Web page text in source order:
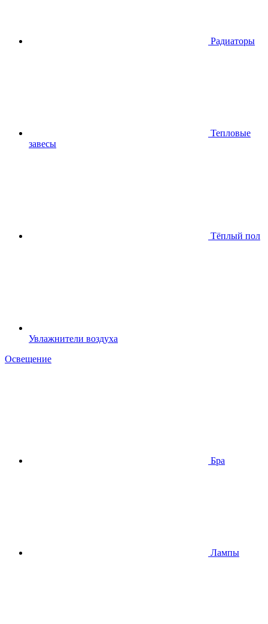
Радиаторы
Тепловые
завесы
Тёплый пол
Увлажнители воздуха
Освещение
Бра
Лампы